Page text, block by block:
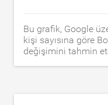
Bu grafik, Google
kişi sayısına göre
değişimini tahmin